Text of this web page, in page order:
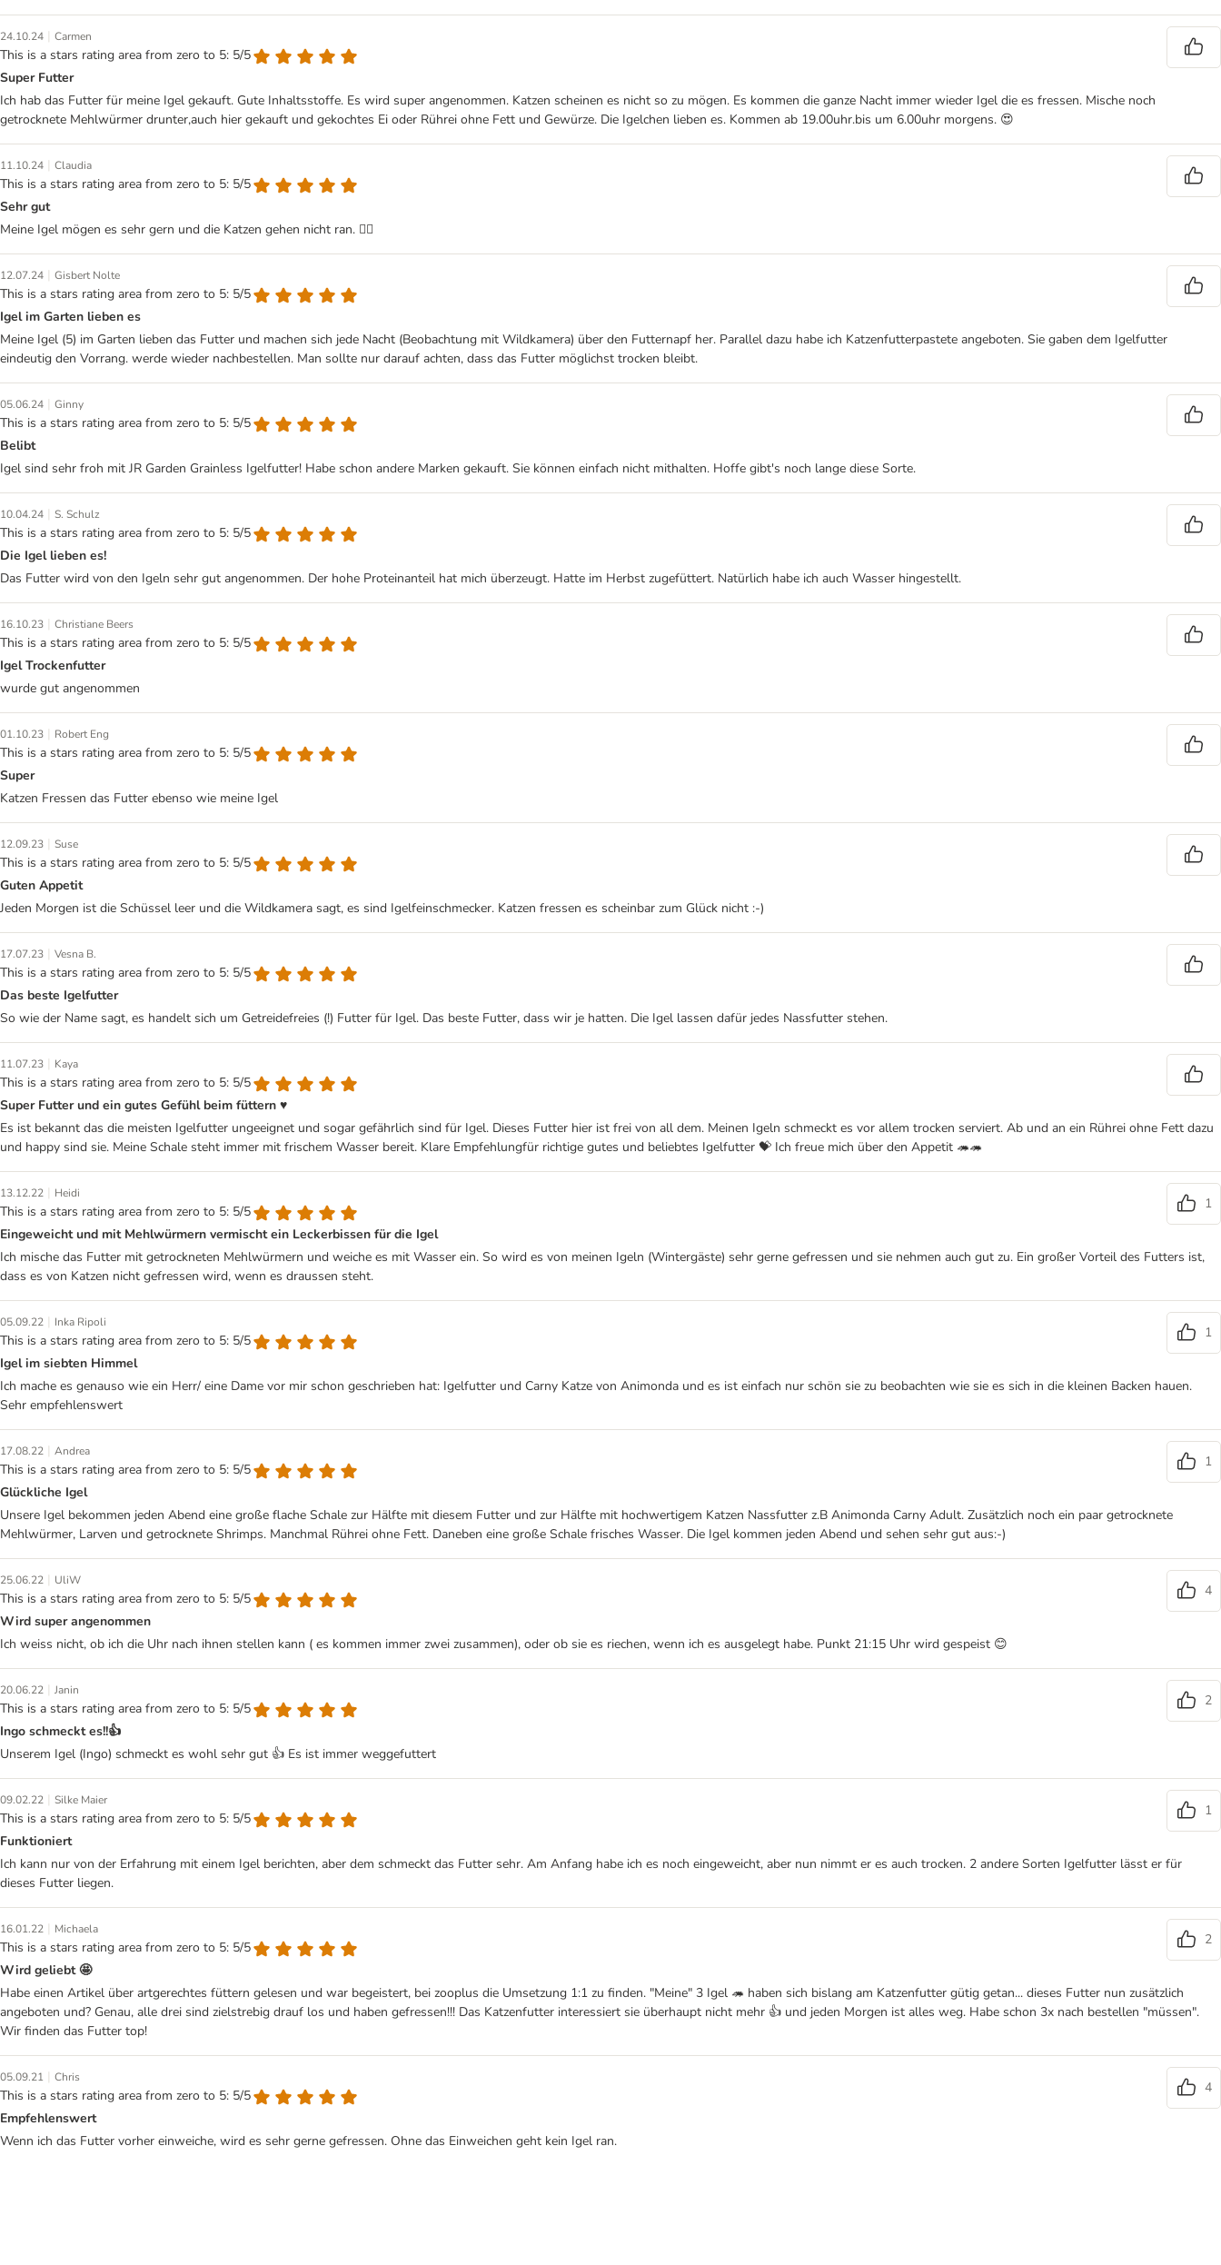
24.10.24 | Carmen
This is a stars rating area from zero to 5: 5/5
Super Futter
Ich hab das Futter für meine Igel gekauft. Gute Inhaltsstoffe. Es wird super angenommen. Katzen scheinen es nicht so zu mögen. Es kommen die ganze Nacht immer wieder Igel die es fressen. Mische noch
getrocknete Mehlwürmer drunter,auch hier gekauft und gekochtes Ei oder Rührei ohne Fett und Gewürze. Die Igelchen lieben es. Kommen ab 19.00uhr.bis um 6.00uhr morgens. 😍
11.10.24 | Claudia
This is a stars rating area from zero to 5: 5/5
Sehr gut
Meine Igel mögen es sehr gern und die Katzen gehen nicht ran. 👍🏻
12.07.24 | Gisbert Nolte
This is a stars rating area from zero to 5: 5/5
Igel im Garten lieben es
Meine Igel (5) im Garten lieben das Futter und machen sich jede Nacht (Beobachtung mit Wildkamera) über den Futternapf her. Parallel dazu habe ich Katzenfutterpastete angeboten. Sie gaben dem Igelfutter
eindeutig den Vorrang. werde wieder nachbestellen. Man sollte nur darauf achten, dass das Futter möglichst trocken bleibt.
05.06.24 | Ginny
This is a stars rating area from zero to 5: 5/5
Belibt
Igel sind sehr froh mit JR Garden Grainless Igelfutter! Habe schon andere Marken gekauft. Sie können einfach nicht mithalten. Hoffe gibt's noch lange diese Sorte.
10.04.24 | S. Schulz
This is a stars rating area from zero to 5: 5/5
Die Igel lieben es!
Das Futter wird von den Igeln sehr gut angenommen. Der hohe Proteinanteil hat mich überzeugt. Hatte im Herbst zugefüttert. Natürlich habe ich auch Wasser hingestellt.
16.10.23 | Christiane Beers
This is a stars rating area from zero to 5: 5/5
Igel Trockenfutter
wurde gut angenommen
01.10.23 | Robert Eng
This is a stars rating area from zero to 5: 5/5
Super
Katzen Fressen das Futter ebenso wie meine Igel
12.09.23 | Suse
This is a stars rating area from zero to 5: 5/5
Guten Appetit
Jeden Morgen ist die Schüssel leer und die Wildkamera sagt, es sind Igelfeinschmecker. Katzen fressen es scheinbar zum Glück nicht :-)
17.07.23 | Vesna B.
This is a stars rating area from zero to 5: 5/5
Das beste Igelfutter
So wie der Name sagt, es handelt sich um Getreidefreies (!) Futter für Igel. Das beste Futter, dass wir je hatten. Die Igel lassen dafür jedes Nassfutter stehen.
11.07.23 | Kaya
This is a stars rating area from zero to 5: 5/5
Super Futter und ein gutes Gefühl beim füttern ♥️
Es ist bekannt das die meisten Igelfutter ungeeignet und sogar gefährlich sind für Igel. Dieses Futter hier ist frei von all dem. Meinen Igeln schmeckt es vor allem trocken serviert. Ab und an ein Rührei ohne Fett dazu
und happy sind sie. Meine Schale steht immer mit frischem Wasser bereit. Klare Empfehlungfür richtige gutes und beliebtes Igelfutter 💝 Ich freue mich über den Appetit 🦔🦔
13.12.22 | Heidi
This is a stars rating area from zero to 5: 5/5
1
Eingeweicht und mit Mehlwürmern vermischt ein Leckerbissen für die Igel
Ich mische das Futter mit getrockneten Mehlwürmern und weiche es mit Wasser ein. So wird es von meinen Igeln (Wintergäste) sehr gerne gefressen und sie nehmen auch gut zu. Ein großer Vorteil des Futters ist,
dass es von Katzen nicht gefressen wird, wenn es draussen steht.
05.09.22 | Inka Ripoli
This is a stars rating area from zero to 5: 5/5
1
Igel im siebten Himmel
Ich mache es genauso wie ein Herr/ eine Dame vor mir schon geschrieben hat: Igelfutter und Carny Katze von Animonda und es ist einfach nur schön sie zu beobachten wie sie es sich in die kleinen Backen hauen.
Sehr empfehlenswert
17.08.22 | Andrea
This is a stars rating area from zero to 5: 5/5
1
Glückliche Igel
Unsere Igel bekommen jeden Abend eine große flache Schale zur Hälfte mit diesem Futter und zur Hälfte mit hochwertigem Katzen Nassfutter z.B Animonda Carny Adult. Zusätzlich noch ein paar getrocknete
Mehlwürmer, Larven und getrocknete Shrimps. Manchmal Rührei ohne Fett. Daneben eine große Schale frisches Wasser. Die Igel kommen jeden Abend und sehen sehr gut aus:-)
25.06.22 | UliW
This is a stars rating area from zero to 5: 5/5
4
Wird super angenommen
Ich weiss nicht, ob ich die Uhr nach ihnen stellen kann ( es kommen immer zwei zusammen), oder ob sie es riechen, wenn ich es ausgelegt habe. Punkt 21:15 Uhr wird gespeist 😊
20.06.22 | Janin
This is a stars rating area from zero to 5: 5/5
2
Ingo schmeckt es!!👍
Unserem Igel (Ingo) schmeckt es wohl sehr gut 👍 Es ist immer weggefuttert
09.02.22 | Silke Maier
This is a stars rating area from zero to 5: 5/5
1
Funktioniert
Ich kann nur von der Erfahrung mit einem Igel berichten, aber dem schmeckt das Futter sehr. Am Anfang habe ich es noch eingeweicht, aber nun nimmt er es auch trocken. 2 andere Sorten Igelfutter lässt er für
dieses Futter liegen.
16.01.22 | Michaela
This is a stars rating area from zero to 5: 5/5
2
Wird geliebt 🤩
Habe einen Artikel über artgerechtes füttern gelesen und war begeistert, bei zooplus die Umsetzung 1:1 zu finden. "Meine" 3 Igel 🦔 haben sich bislang am Katzenfutter gütig getan... dieses Futter nun zusätzlich
angeboten und? Genau, alle drei sind zielstrebig drauf los und haben gefressen!!! Das Katzenfutter interessiert sie überhaupt nicht mehr 👍 und jeden Morgen ist alles weg. Habe schon 3x nach bestellen "müssen".
Wir finden das Futter top!
05.09.21 | Chris
This is a stars rating area from zero to 5: 5/5
4
Empfehlenswert
Wenn ich das Futter vorher einweiche, wird es sehr gerne gefressen. Ohne das Einweichen geht kein Igel ran.